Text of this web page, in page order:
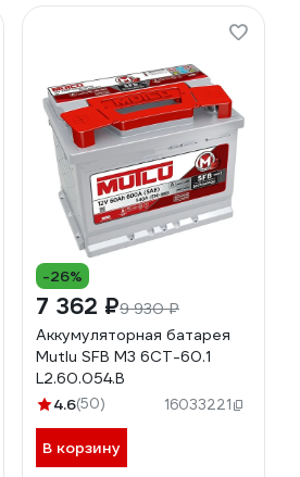
-26%
7 362 ₽9 930 ₽
Аккумуляторная батарея
Mutlu SFB M3 6СТ-60.1
L2.60.054.B
4.6(50) 16033221
В корзину